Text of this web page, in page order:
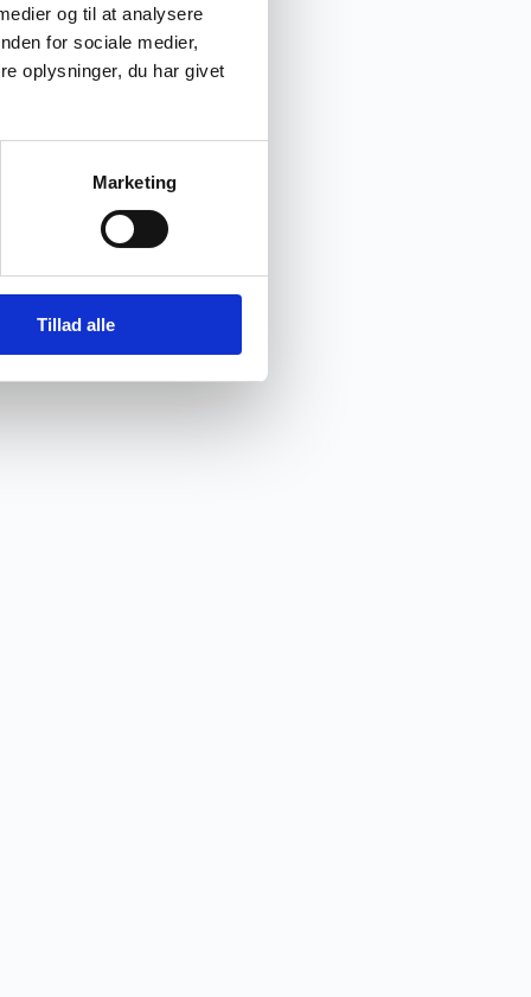
og til at analysere
for sociale medier,
oplysninger, du har givet
Marketing
Tillad alle